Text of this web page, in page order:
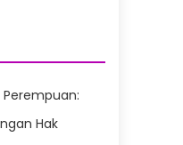
Perempuan:
Hak